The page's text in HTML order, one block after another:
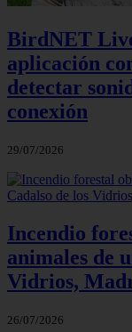
BirdNET
aplicación
detectar
conexión
29/07/2026
Incendio
animales de
Vidrios,
26/07/2026